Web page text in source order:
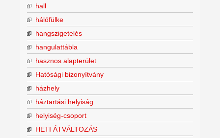
hall
hálófülke
hangszigetelés
hangulattábla
hasznos alapterület
Hatósági bizonyítvány
házhely
háztartási helyiság
helyiség-csoport
HETI ÁTVÁLTOZÁS